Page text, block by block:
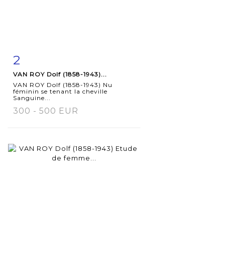
2
VAN ROY Dolf (1858-1943)...
VAN ROY Dolf (1858-1943) Nu
féminin se tenant la cheville
Sanguine...
300 - 500 EUR